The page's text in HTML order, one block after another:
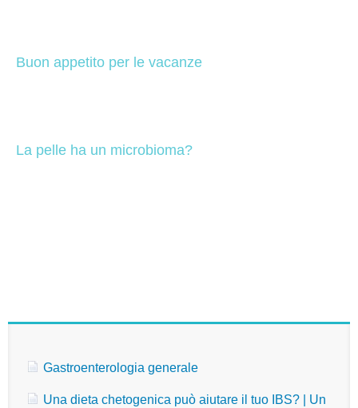
Buon appetito per le vacanze
La pelle ha un microbioma?
Gastroenterologia generale
Una dieta chetogenica può aiutare il tuo IBS? | Un